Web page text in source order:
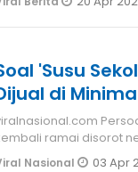
Sekolah Program MBG' Gratis,
di
Persoalan &039Susu Sekolah Program MBG&039
ramai disorot
Nasional 03 Apr